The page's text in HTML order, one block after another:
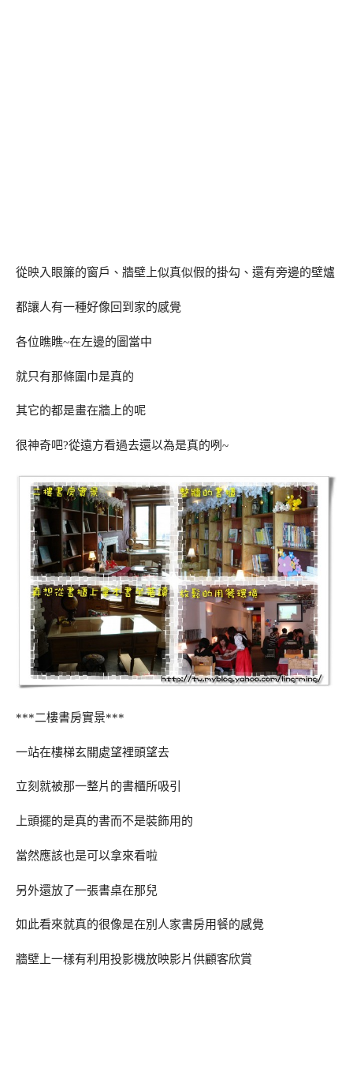
從映入眼簾的窗戶、牆壁上似真似假的掛勾、還有旁邊的壁爐
都讓人有一種好像回到家的感覺
各位瞧瞧~在左邊的圖當中
就只有那條圍巾是真的
其它的都是畫在牆上的呢
很神奇吧?從遠方看過去還以為是真的咧~
***二樓書房實景***
一站在樓梯玄關處望裡頭望去
立刻就被那一整片的書櫃所吸引
上頭擺的是真的書而不是裝飾用的
當然應該也是可以拿來看啦
另外還放了一張書桌在那兒
如此看來就真的很像是在別人家書房用餐的感覺
牆壁上一樣有利用投影機放映影片供顧客欣賞